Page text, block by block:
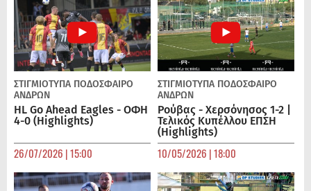
ΣΤΙΓΜΙΟΤΥΠΑ ΠΟΔΌΣΦΑΙΡΟ
ΑΝΔΡΏΝ
HL Go Ahead Eagles - ΟΦΗ
4-0 (Highlights)
26/07/2026 | 15:00
ΣΤΙΓΜΙΟΤΥΠΑ ΠΟΔΌΣΦΑΙΡΟ
ΑΝΔΡΏΝ
Ρούβας - Χερσόνησος 1-2 |
Τελικός Κυπέλλου ΕΠΣΗ
(Highlights)
10/05/2026 | 18:00